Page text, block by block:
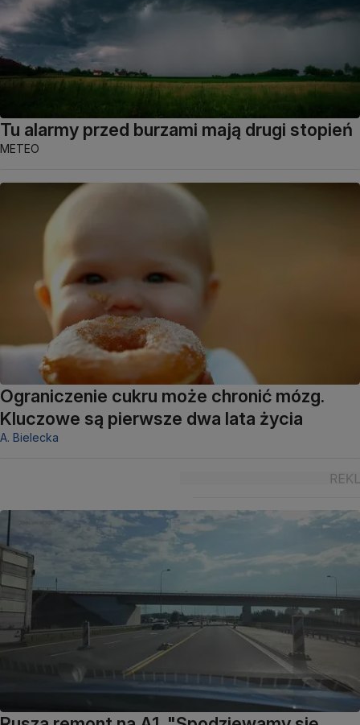
Tu alarmy przed burzami mają drugi stopień
METEO
Ograniczenie cukru może chronić mózg.
Kluczowe są pierwsze dwa lata życia
A. Bielecka